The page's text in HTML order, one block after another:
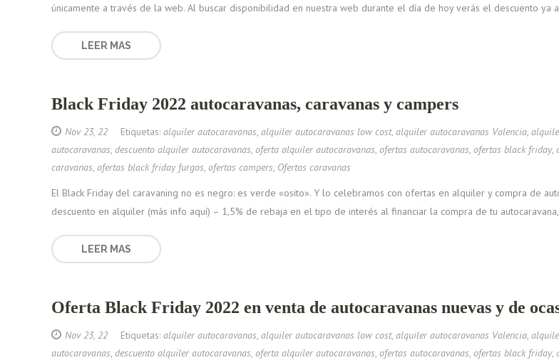
únicamente a través de la web. Al buscar disponibilidad en nuestra web durante el día de hoy verás el descuento
LEER MAS
Black Friday 2022 autocaravanas, caravanas y campers
Nov 23, 22 Etiquetas: alquiler autocaravanas, alquiler autocaravanas low cost, alquiler autocaravanas Valencia,
autocaravanas, descuento alquiler autocaravanas, oferta alquiler autocaravanas, ofertas autocaravanas, ofertas black friday,
caravanas, ofertas black friday furgos, ofertas campers, Ofertas caravanas
El Black Friday del caravaning no es negro: es verde «osito». Y lo celebramos con ofertas en alquiler y compra de
descuento en alquiler (más info aquí) – 1,5% de rebaja en el tipo de interés al financiar la compra de tu autocaravana,
LEER MAS
Oferta Black Friday 2022 en venta de autocaravanas nuevas y de
Nov 23, 22 Etiquetas: alquiler autocaravanas, alquiler autocaravanas low cost, alquiler autocaravanas Valencia,
autocaravanas, descuento alquiler autocaravanas, oferta alquiler autocaravanas, ofertas autocaravanas, ofertas black friday,